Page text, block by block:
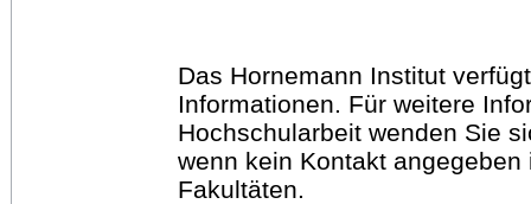
Das Hornemann Institut
Informationen. Für weitere
Hochschularbeit wenden Sie
wenn kein Kontakt
Fakultäten.